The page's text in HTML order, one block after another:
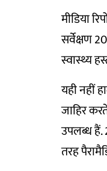
मीडिया
सर्वेक्षण
स्वास्थ्य
यही नहीं
जाहिर
उपलब्ध
तरह